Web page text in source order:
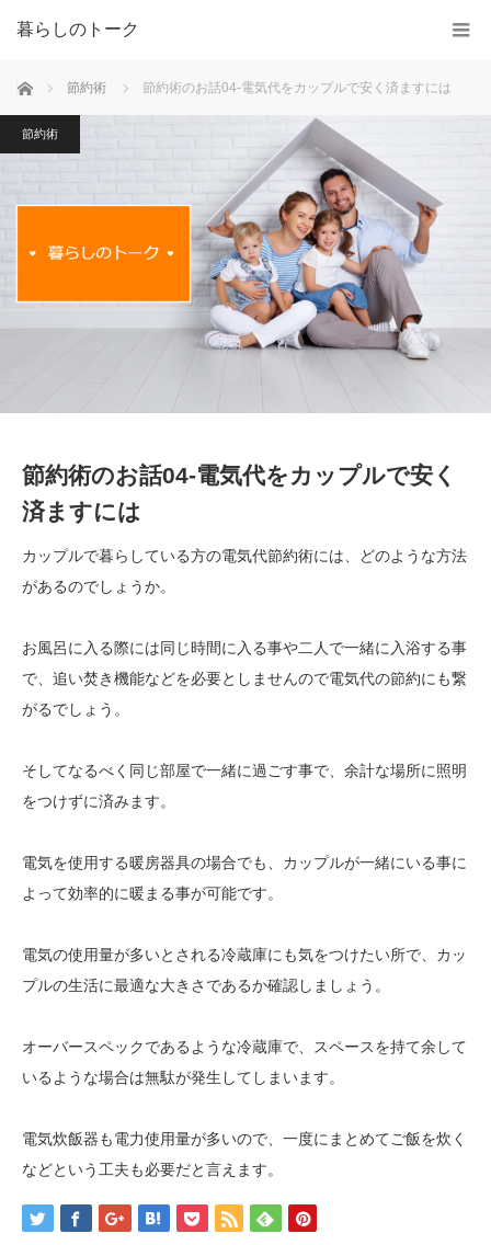
暮らしのトーク
ホーム 節約術 節約術のお話04-電気代をカップルで安く済ますには
節約術
節約術のお話04-電気代をカップルで安く
済ますには
カップルで暮らしている方の電気代節約術には、どのような方法
があるのでしょうか。
お風呂に入る際には同じ時間に入る事や二人で一緒に入浴する事
で、追い焚き機能などを必要としませんので電気代の節約にも繋
がるでしょう。
そしてなるべく同じ部屋で一緒に過ごす事で、余計な場所に照明
をつけずに済みます。
電気を使用する暖房器具の場合でも、カップルが一緒にいる事に
よって効率的に暖まる事が可能です。
電気の使用量が多いとされる冷蔵庫にも気をつけたい所で、カッ
プルの生活に最適な大きさであるか確認しましょう。
オーバースペックであるような冷蔵庫で、スペースを持て余して
いるような場合は無駄が発生してしまいます。
電気炊飯器も電力使用量が多いので、一度にまとめてご飯を炊く
などという工夫も必要だと言えます。